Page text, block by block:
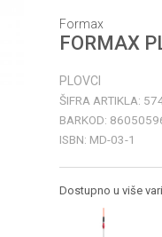
Formax
FORMAX
PLOVCI
ŠIFRA ARTIKLA:
BARKOD:
ISBN: MD-03-1
Dostupno u više